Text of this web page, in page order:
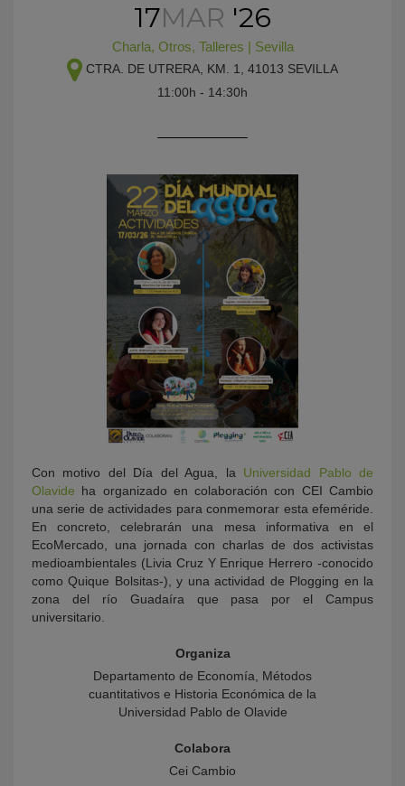
17MAR '26
Charla, Otros, Talleres | Sevilla
CTRA. DE UTRERA, KM. 1, 41013 SEVILLA
11:00h - 14:30h
Con motivo del Día del Agua, la Universidad Pablo de
Olavide ha organizado en colaboración con CEI Cambio
una serie de actividades para conmemorar esta efeméride.
En concreto, celebrarán una mesa informativa en el
EcoMercado, una jornada con charlas de dos activistas
medioambientales (Livia Cruz Y Enrique Herrero -conocido
como Quique Bolsitas-), y una actividad de Plogging en la
zona del río Guadaíra que pasa por el Campus
universitario.
Organiza
Departamento de Economía, Métodos
cuantitativos e Historia Económica de la
Universidad Pablo de Olavide
Colabora
Cei Cambio